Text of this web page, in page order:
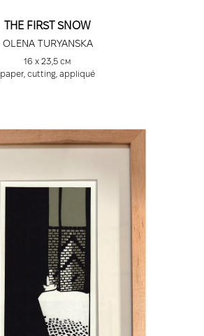
THE FIRST SNOW
OLENA TURYANSKA
16 х 23,5 см
paper, cutting, appliqué